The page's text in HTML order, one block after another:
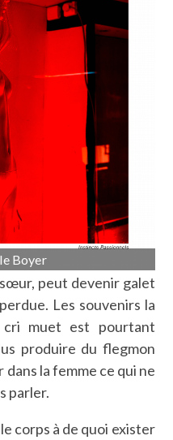
Boyer
sœur, peut devenir galet
Les souvenirs la
muet est pourtant
produire du flegmon
dans la femme ce qui ne
parler.
corps à de quoi exister